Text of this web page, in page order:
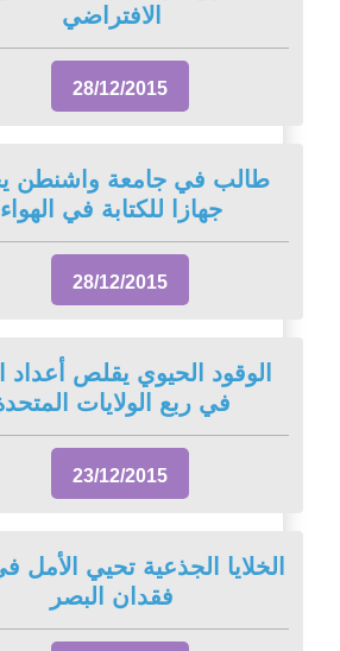
الافتراضي
28/12/2015
طالب في جامعة واشنطن
جهازا للكتابة في الهواء
28/12/2015
الوقود الحيوي يقلص أعداد
في ربع الولايات
23/12/2015
الخلايا الجذعية تحيي الأمل
فقدان البصر